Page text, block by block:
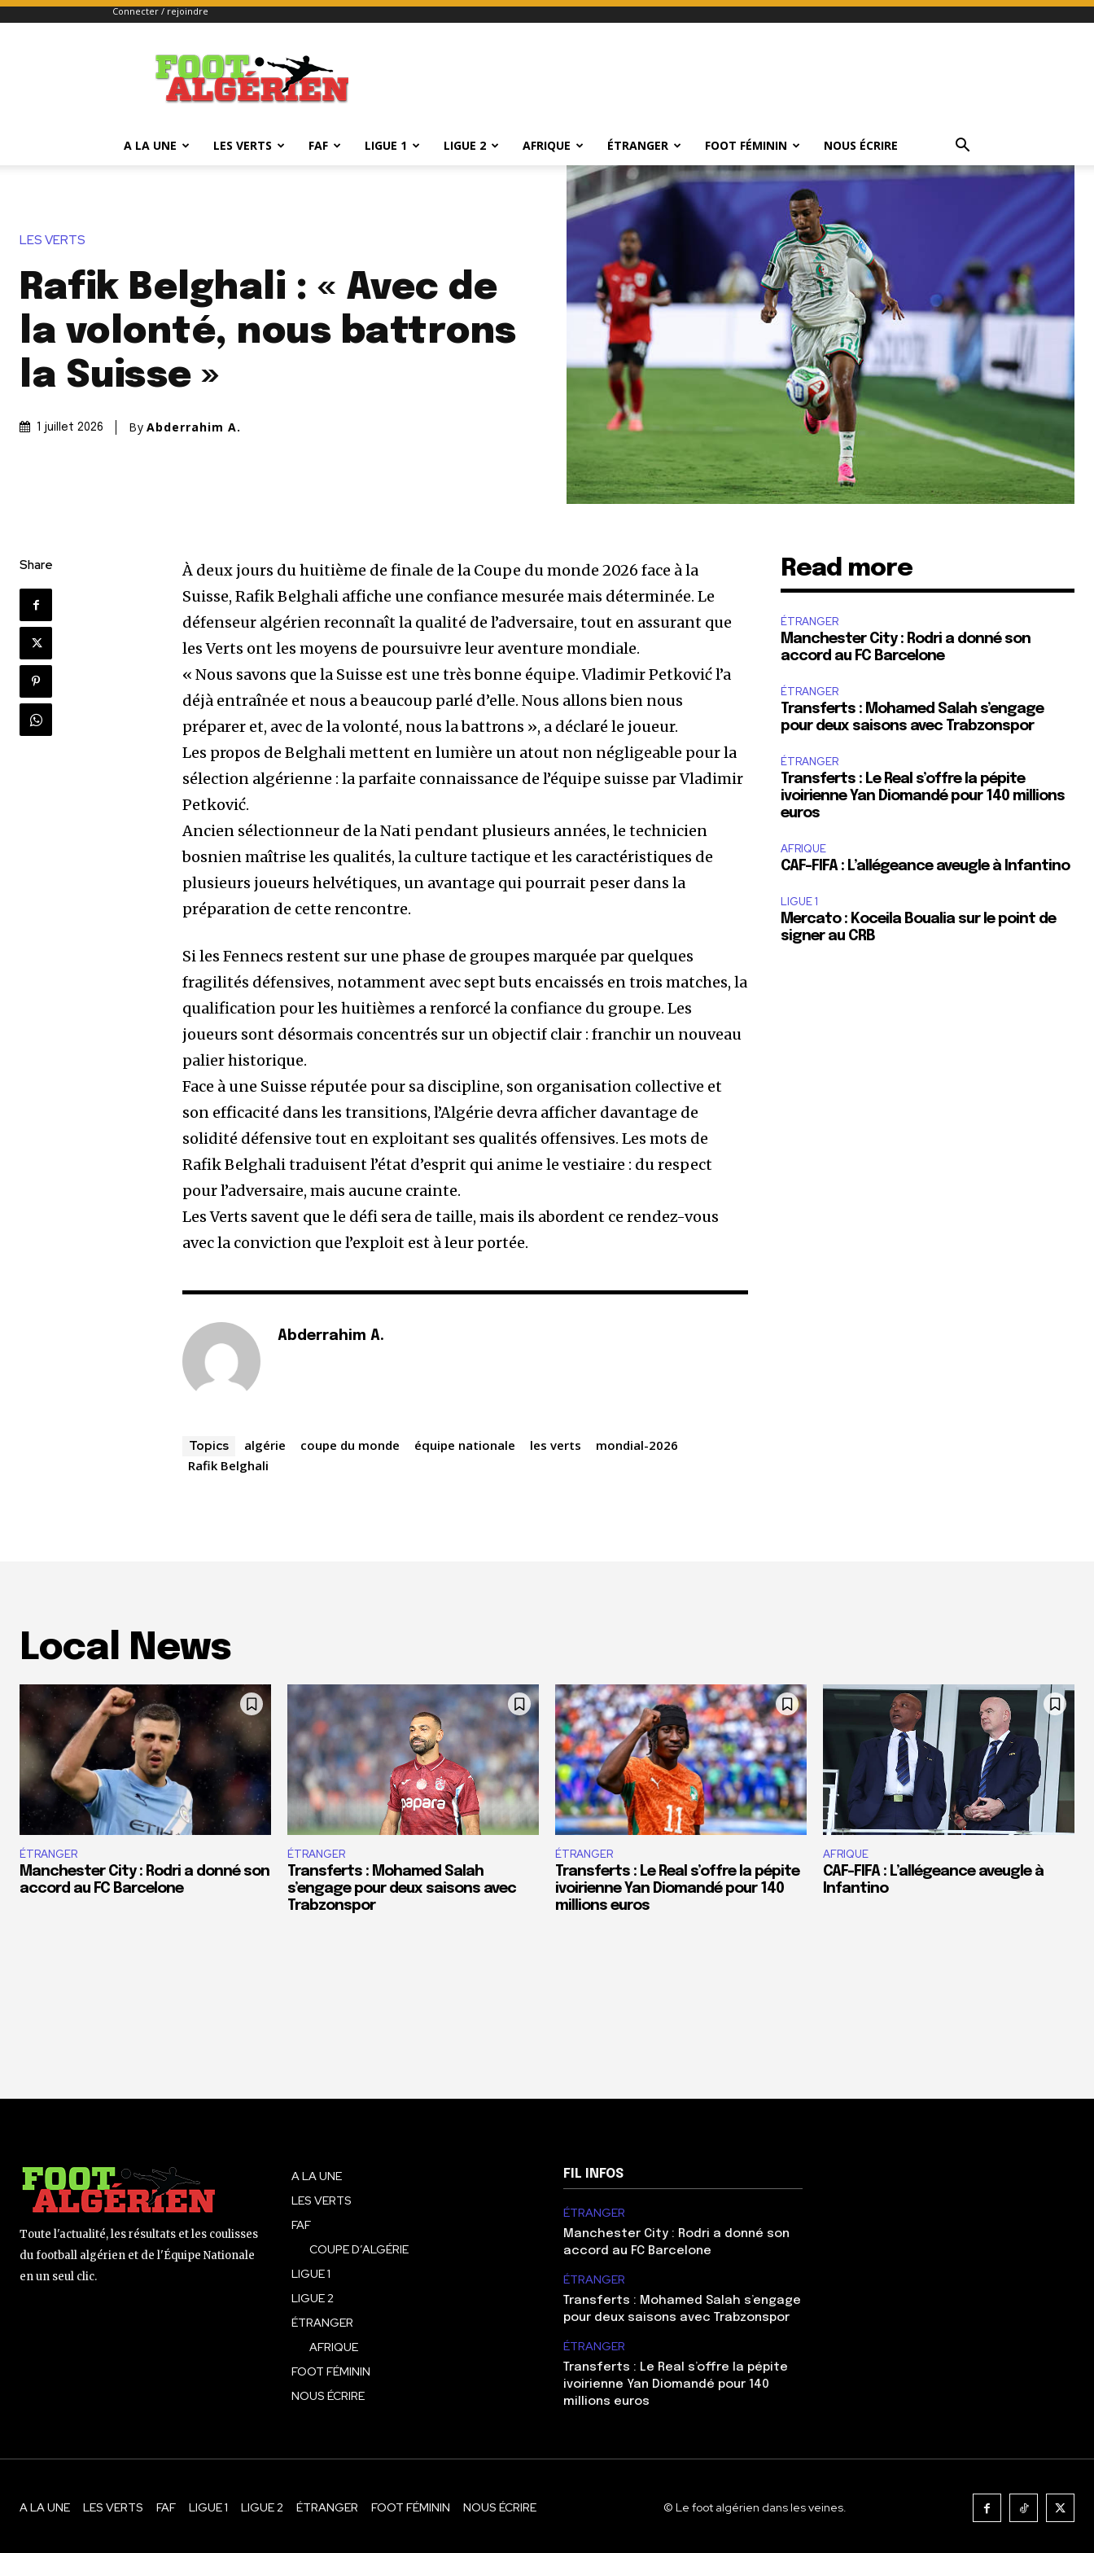
Connecter / rejoindre
FOOTALGERIEN
A LA UNE LES VERTS FAF LIGUE 1 LIGUE 2 AFRIQUE ÉTRANGER FOOT FÉMININ NOUS ÉCRIRE
LES VERTS
Rafik Belghali : « Avec de
la volonté, nous battrons
la Suisse »
1 juillet 2026 By Abderrahim A.
Share
À deux jours du huitième de finale de la Coupe du monde 2026 face à la
Suisse, Rafik Belghali affiche une confiance mesurée mais déterminée. Le
défenseur algérien reconnaît la qualité de l’adversaire, tout en assurant que
les Verts ont les moyens de poursuivre leur aventure mondiale.
« Nous savons que la Suisse est une très bonne équipe. Vladimir Petković l’a
déjà entraînée et nous a beaucoup parlé d’elle. Nous allons bien nous
préparer et, avec de la volonté, nous la battrons », a déclaré le joueur.
Les propos de Belghali mettent en lumière un atout non négligeable pour la
sélection algérienne : la parfaite connaissance de l’équipe suisse par Vladimir
Petković.
Ancien sélectionneur de la Nati pendant plusieurs années, le technicien
bosnien maîtrise les qualités, la culture tactique et les caractéristiques de
plusieurs joueurs helvétiques, un avantage qui pourrait peser dans la
préparation de cette rencontre.
Si les Fennecs restent sur une phase de groupes marquée par quelques
fragilités défensives, notamment avec sept buts encaissés en trois matches, la
qualification pour les huitièmes a renforcé la confiance du groupe. Les
joueurs sont désormais concentrés sur un objectif clair : franchir un nouveau
palier historique.
Face à une Suisse réputée pour sa discipline, son organisation collective et
son efficacité dans les transitions, l’Algérie devra afficher davantage de
solidité défensive tout en exploitant ses qualités offensives. Les mots de
Rafik Belghali traduisent l’état d’esprit qui anime le vestiaire : du respect
pour l’adversaire, mais aucune crainte.
Les Verts savent que le défi sera de taille, mais ils abordent ce rendez-vous
avec la conviction que l’exploit est à leur portée.
Abderrahim A.
Topics algérie coupe du monde équipe nationale les verts
mondial-2026
Rafik Belghali
Read more
ÉTRANGER
Manchester City : Rodri a donné son
accord au FC Barcelone
ÉTRANGER
Transferts : Mohamed Salah s’engage
pour deux saisons avec Trabzonspor
ÉTRANGER
Transferts : Le Real s’offre la pépite
ivoirienne Yan Diomandé pour 140 millions
euros
AFRIQUE
CAF-FIFA : L’allégeance aveugle à Infantino
LIGUE 1
Mercato : Koceila Boualia sur le point de
signer au CRB
Local News
ÉTRANGER
Manchester City : Rodri a donné son
accord au FC Barcelone
ÉTRANGER
Transferts : Mohamed Salah
s’engage pour deux saisons avec
Trabzonspor
ÉTRANGER
Transferts : Le Real s’offre la pépite
ivoirienne Yan Diomandé pour 140
millions euros
AFRIQUE
CAF-FIFA : L’allégeance aveugle à
Infantino
Toute l'actualité, les résultats et les coulisses
du football algérien et de l'Équipe Nationale
en un seul clic.
A LA UNE
LES VERTS
FAF
COUPE D’ALGÉRIE
LIGUE 1
LIGUE 2
ÉTRANGER
AFRIQUE
FOOT FÉMININ
NOUS ÉCRIRE
FIL INFOS
ÉTRANGER
Manchester City : Rodri a donné son
accord au FC Barcelone
ÉTRANGER
Transferts : Mohamed Salah s’engage
pour deux saisons avec Trabzonspor
ÉTRANGER
Transferts : Le Real s’offre la pépite
ivoirienne Yan Diomandé pour 140
millions euros
A LA UNE LES VERTS FAF LIGUE 1 LIGUE 2 ÉTRANGER FOOT FÉMININ NOUS ÉCRIRE © Le foot algérien dans les veines.